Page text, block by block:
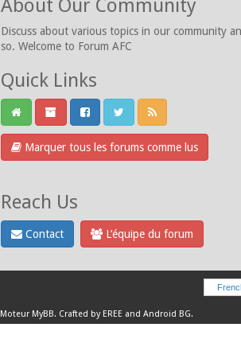
About Our Community
Discuss about various topics in our community
so. Welcome to Forum AFC
Quick Links
Marquer tous les forums comme lus
Reach Us
Contact L’équipe du forum
Moteur MyBB. Crafted by EREE and Android BG.